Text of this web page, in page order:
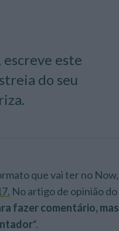
este
do seu
que vai ter no Now,
No artigo de opinião do
fazer comentário, mas
“.